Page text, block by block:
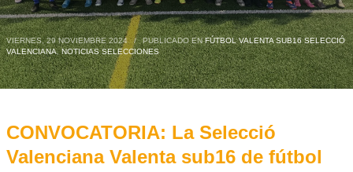
VIERNES, 29 NOVIEMBRE 2024 / PUBLICADO ENFÚTBOL VALENTA SUB16 SELECCIÓ
VALENCIANA,NOTICIAS SELECCIONES
CONVOCATORIA: La Selecció
Valenciana Valenta sub16 de fútbol